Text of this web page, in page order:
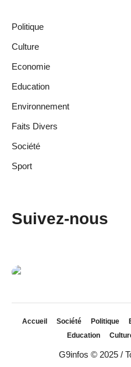
Politique
Culture
Economie
Education
Environnement
Faits Divers
Société
Sport
Suivez-nous
Accueil Société Politique
Education
G9infos © 2025 /